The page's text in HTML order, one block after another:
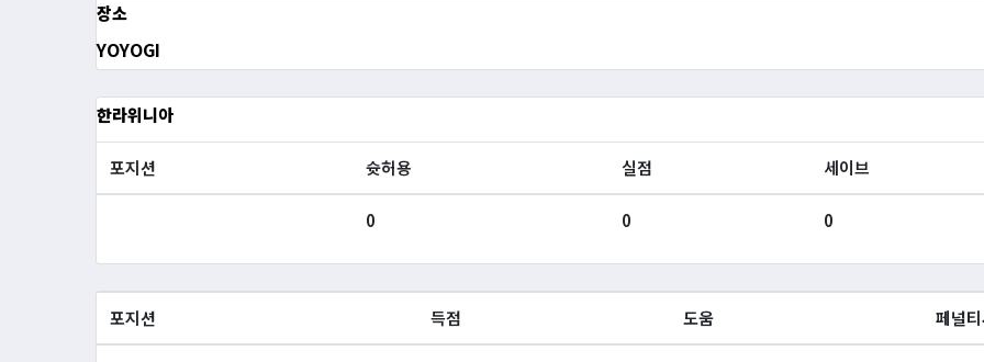
장소
YOYOGI
한라위니아
포지션 슛허용 실점 세이브
0 0 0
포지션 득점 도움 페널